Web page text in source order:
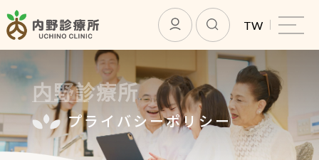
TW
プライバシーポリシー
内野診療所